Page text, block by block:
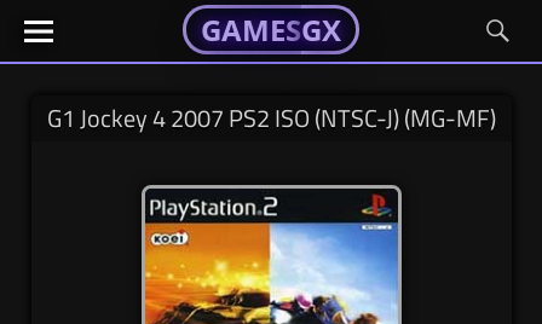
Skip
GAMESGX
El
portal
tus
GAMESGX
GAMESGX
El
portal
tusG1 Jockey 4 2007 PS2 ISO (NTSC-J) (MG-MF)